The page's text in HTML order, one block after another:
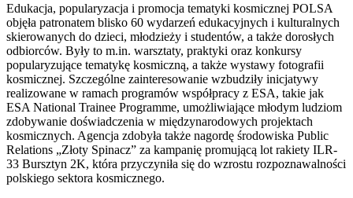
Edukacja, popularyzacja i promocja tematyki kosmicznej POLSA
objęła patronatem blisko 60 wydarzeń edukacyjnych i kulturalnych
skierowanych do dzieci, młodzieży i studentów, a także dorosłych
odbiorców. Były to m.in. warsztaty, praktyki oraz konkursy
popularyzujące tematykę kosmiczną, a także wystawy fotografii
kosmicznej. Szczególne zainteresowanie wzbudziły inicjatywy
realizowane w ramach programów współpracy z ESA, takie jak
ESA National Trainee Programme, umożliwiające młodym ludziom
zdobywanie doświadczenia w międzynarodowych projektach
kosmicznych. Agencja zdobyła także nagordę środowiska Public
Relations „Złoty Spinacz” za kampanię promującą lot rakiety ILR-
33 Bursztyn 2K, która przyczyniła się do wzrostu rozpoznawalności
polskiego sektora kosmicznego.